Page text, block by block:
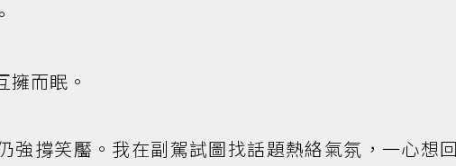
擁而眠。
強撐笑靨。我在副駕試圖找話題熱絡氣氛，一心想